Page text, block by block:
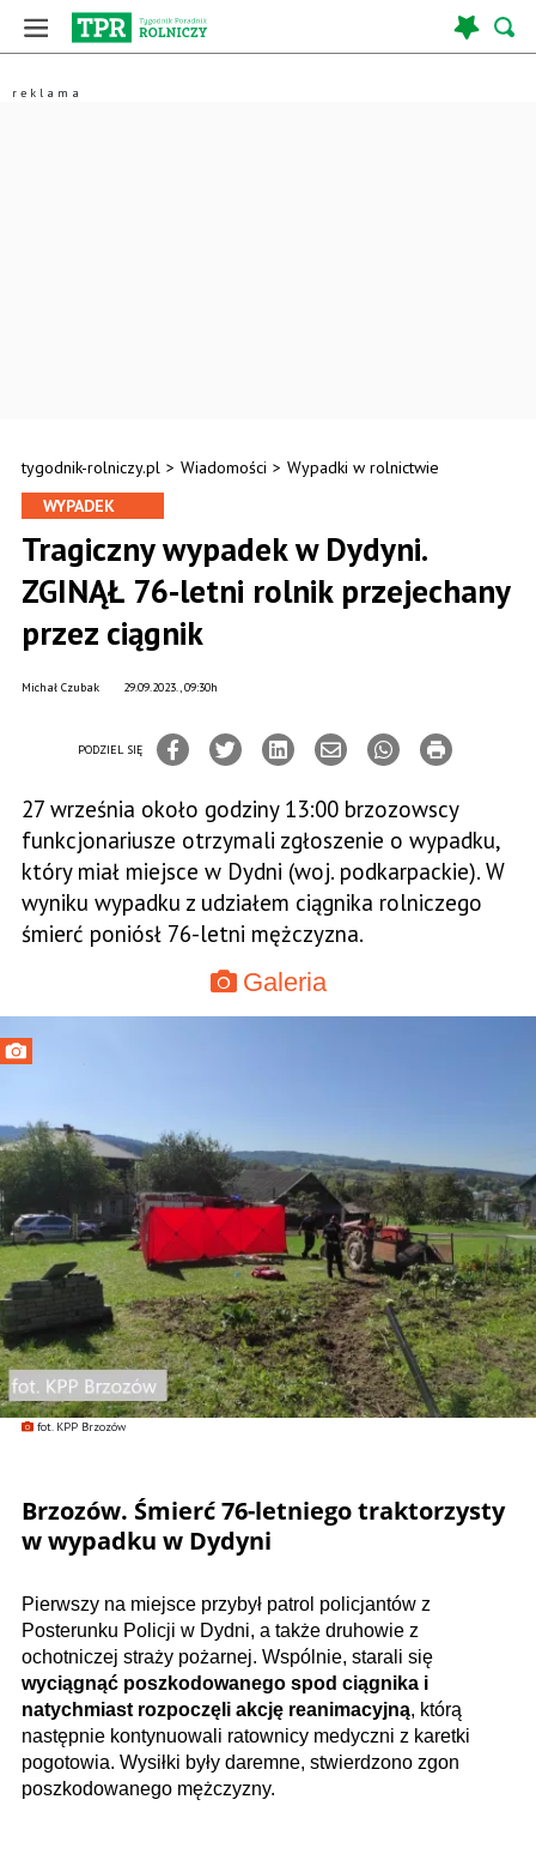
tygodnik-rolniczy.pl > Wiadomości > Wypadki w rolnictwie
fot. KPP Brzozów
WYPADEK
Tragiczny wypadek w Dydyni.
ZGINĄŁ 76-letni rolnik przejechany
przez ciągnik
29.09.2023., 09:30h
Michał Czubak
PODZIEL SIĘ
27 września około godziny 13:00 brzozowscy
funkcjonariusze otrzymali zgłoszenie o wypadku,
który miał miejsce w Dydni (woj. podkarpackie). W
wyniku wypadku z udziałem ciągnika rolniczego
śmierć poniósł 76-letni mężczyzna.
Galeria
Brzozów. Śmierć 76-letniego traktorzysty
w wypadku w Dydyni
Pierwszy na miejsce przybył patrol policjantów z
Posterunku Policji w Dydni, a także druhowie z
ochotniczej straży pożarnej. Wspólnie, starali się
wyciągnąć poszkodowanego spod ciągnika i
natychmiast rozpoczęli akcję reanimacyjną, którą
następnie kontynuowali ratownicy medyczni z karetki
pogotowia. Wysiłki były daremne, stwierdzono zgon
poszkodowanego mężczyzny.